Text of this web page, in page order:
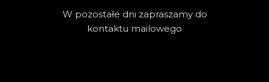
W pozostałe dni zapraszamy do
kontaktu mailowego